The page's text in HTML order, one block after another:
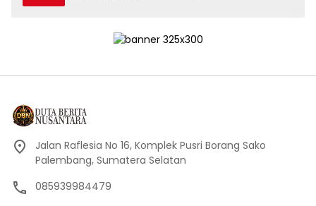
Jalan Raflesia No 16, Komplek Pusri Borang Sako
Palembang, Sumatera Selatan
085939984479